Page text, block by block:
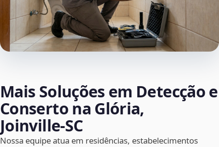
Mais Soluções em Detecção e
Conserto na Glória,
Joinville‑SC
Nossa equipe atua em residências, estabelecimentos